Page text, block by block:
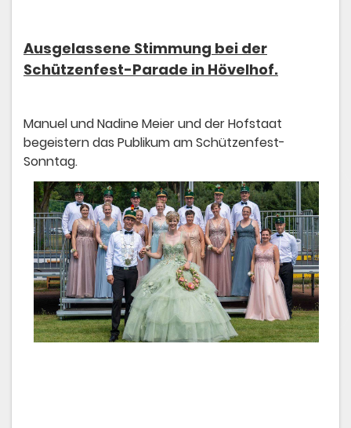
Ausgelassene Stimmung bei der
Schützenfest-Parade in Hövelhof.
Manuel und Nadine Meier und der Hofstaat
begeistern das Publikum am Schützenfest-
Sonntag.